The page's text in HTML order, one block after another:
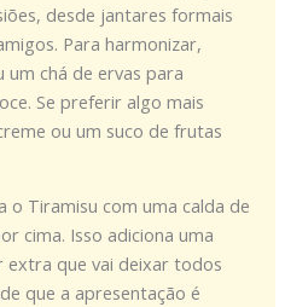
desde jantares formais
Para harmonizar,
um chá de ervas para
Se preferir algo mais
ou um suco de frutas
o Tiramisu com uma calda de
cima. Isso adiciona uma
que vai deixar todos
que a apresentação é